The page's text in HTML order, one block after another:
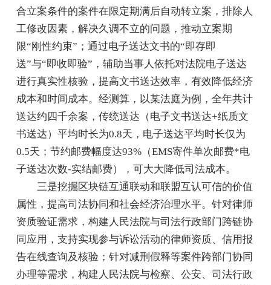
合立案条件的案件在限定期满后自动转立案，排除人
工修改因素，解决久调不立的问题，推动立案期
限“刚性约束”；通过电子送达文书的“即存即
送”与“即收即验”，辅助当事人依托对法院电子送达
进行真实性核验，提高文书送达效率，有效降低经济
成本和时间成本。经测算，以某法庭为例，全年共计
送达约四千余案，传统送达（电子文书送达+纸质文
书送达）平均时长为0.8天，电子送达平均时长仅为
0.5天；节约邮费幅度达93%（EMS寄件单次邮费*电
子送达次数-实结邮费），可大大降低司法成本。
三是挖掘区块链互通联动和联盟互认可信的价值
属性，提高司法协同和社会经济治理水平。针对律师
资质验证需求，构建人民法院与司法行政部门跨链协
同应用，支持实现参与诉讼活动的律师资质、信用报
告在线查询及核验；针对减刑假释等案件跨部门协同
办理等需求，构建人民法院与检察、公安、司法行政